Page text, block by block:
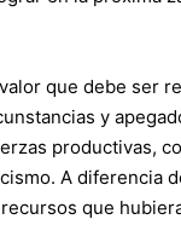
que debe ser
y
productivas,
A diferencia
que